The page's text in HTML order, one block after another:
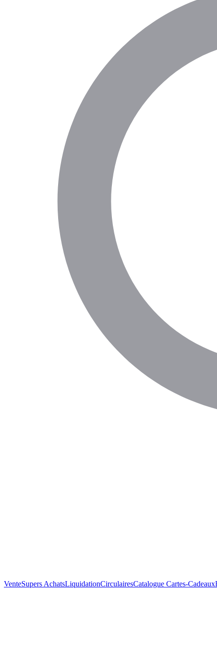
VenteSupers AchatsLiquidationCirculairesCatalogue Cartes-Cadeaux